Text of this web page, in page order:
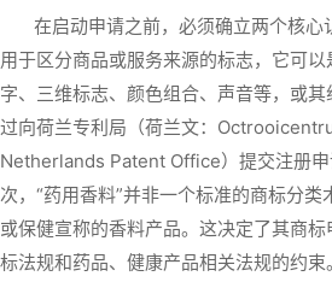
在启动申请之前，必须确立两个核心
用于区分商品或服务来源的标志，它可
字、三维标志、颜色组合、声音等，或
过向荷兰专利局（荷兰文：
Netherlands Patent Office）提交注册
次，“药用香料”并非一个标准的商标分
或保健宣称的香料产品。这决定了其商
标法规和药品、健康产品相关法规的约